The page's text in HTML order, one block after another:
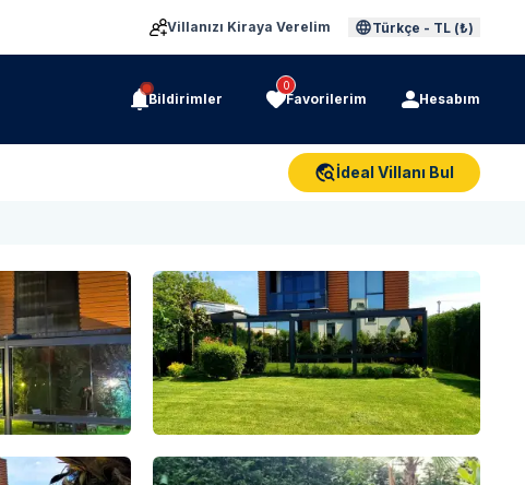
Villanızı Kiraya Verelim Türkçe - TL (₺)
Bildirimler
0
Favorilerim Hesabım
İdeal Villanı Bul